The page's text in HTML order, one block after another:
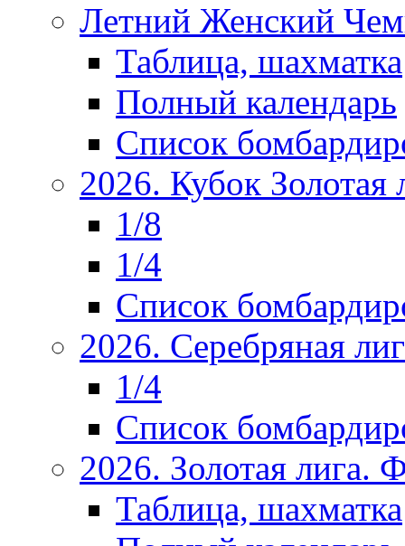
Летний Женский
Таблица, шахматка
Полный календарь
Список
2026. Кубок Золотая
1/8
1/4
Список
2026. Серебряная
1/4
Список
2026. Золотая
Таблица, шахматка